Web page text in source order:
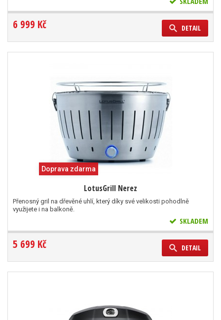
6 999 Kč DETAIL
Doprava zdarma
LotusGrill Nerez
Přenosný gril na dřevěné uhlí, který díky své velikosti pohodlně
využijete i na balkoně.
SKLADEM
5 699 Kč DETAIL